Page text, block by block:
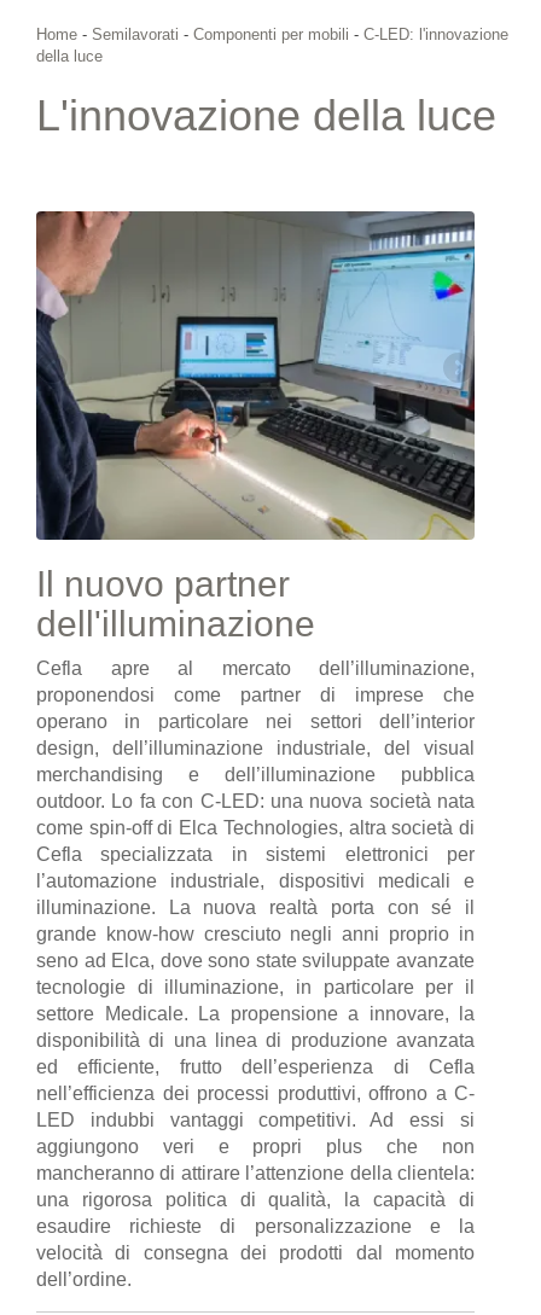
Home - Semilavorati - Componenti per mobili - C-LED: l'innovazione
della luce
L'innovazione della luce
Il nuovo partner
dell'illuminazione
Cefla apre al mercato dell’illuminazione,
proponendosi come partner di imprese che
operano in particolare nei settori dell’interior
design, dell’illuminazione industriale, del visual
merchandising e dell’illuminazione pubblica
outdoor. Lo fa con C-LED: una nuova società nata
come spin-off di Elca Technologies, altra società di
Cefla specializzata in sistemi elettronici per
l’automazione industriale, dispositivi medicali e
illuminazione. La nuova realtà porta con sé il
grande know-how cresciuto negli anni proprio in
seno ad Elca, dove sono state sviluppate avanzate
tecnologie di illuminazione, in particolare per il
settore Medicale. La propensione a innovare, la
disponibilità di una linea di produzione avanzata
ed efficiente, frutto dell’esperienza di Cefla
nell’efficienza dei processi produttivi, offrono a C-
LED indubbi vantaggi competitivi. Ad essi si
aggiungono veri e propri plus che non
mancheranno di attirare l’attenzione della clientela:
una rigorosa politica di qualità, la capacità di
esaudire richieste di personalizzazione e la
velocità di consegna dei prodotti dal momento
dell’ordine.